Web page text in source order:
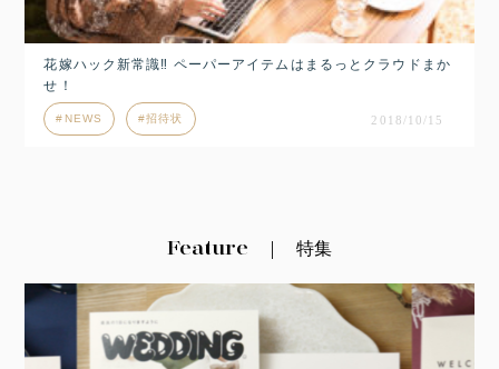
花嫁ハック新常識‼︎ ペーパーアイテムはまるっとクラウドまか
せ！
NEWS 招待状 2018/10/15
Feature 特集